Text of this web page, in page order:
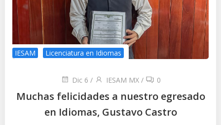
IESAM Licenciatura en Idiomas
Dic 6 / IESAM MX / 0
Muchas felicidades a nuestro egresado
en Idiomas, Gustavo Castro